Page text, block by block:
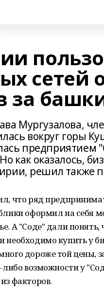
сетей
за
Мургузалова,
вокруг горы
предприятием
как оказалось,
решил также
что ряд
оформил на себя
А "Соде" дали понять,
купить у
дороже той цены,
либо возможности у
факторов.